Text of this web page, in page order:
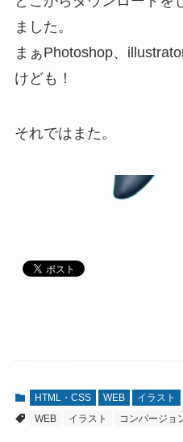
ました。
まぁPhotoshop、
けども！
それではまた。
HTML・CSS WEB
イラスト
WEB
イラスト コンバージョ